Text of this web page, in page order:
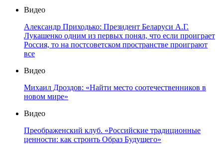
Видео
Александр Приходько: Президент Беларуси А.Г.
Лукашенко одним из первых понял, что если проиграет
Россия, то на постсоветском пространстве проиграют
все
Видео
Михаил Дроздов: «Найти место соотечественников в
новом мире»
Видео
Преображенский клуб. «Российские традиционные
ценности: как строить Образ Будущего»